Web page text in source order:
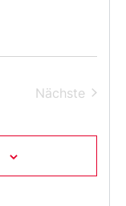
Nächste